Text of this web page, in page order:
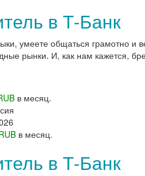
в Т-Банк
умеете общаться грамотно и
рынки. И, как нам кажется,
в месяц.
в месяц.
в Т-Банк